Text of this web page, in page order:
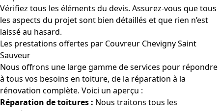
Vérifiez tous les éléments du devis. Assurez-vous que tous
les aspects du projet sont bien détaillés et que rien n’est
laissé au hasard.
Les prestations offertes par Couvreur Chevigny Saint
Sauveur
Nous offrons une large gamme de services pour répondre
à tous vos besoins en toiture, de la réparation à la
rénovation complète. Voici un aperçu :
Réparation de toitures : Nous traitons tous les